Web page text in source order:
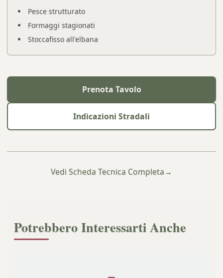
Pesce strutturato
Formaggi stagionati
Stoccafisso all'elbana
Prenota Tavolo
Indicazioni Stradali
Vedi Scheda Tecnica Completa→
Potrebbero Interessarti Anche